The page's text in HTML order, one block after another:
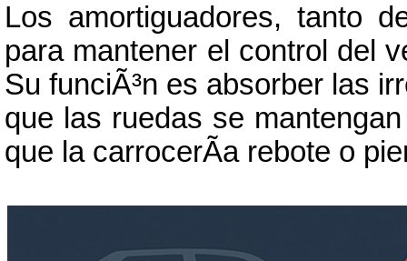
Los amortiguadores, tanto
para mantener el control del
Su funciÃ³n es absorber las
que las ruedas se
que la carrocerÃ­a rebote o